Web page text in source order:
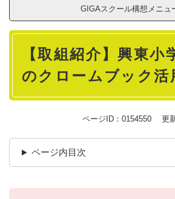
GIGAスクール構想メニュ
本
【取組紹介】興東小
のクロームブック活
ページID：0154550 更
ページ内目次